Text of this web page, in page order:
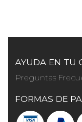
AYUDA EN TU
Preguntas
FORMAS DE